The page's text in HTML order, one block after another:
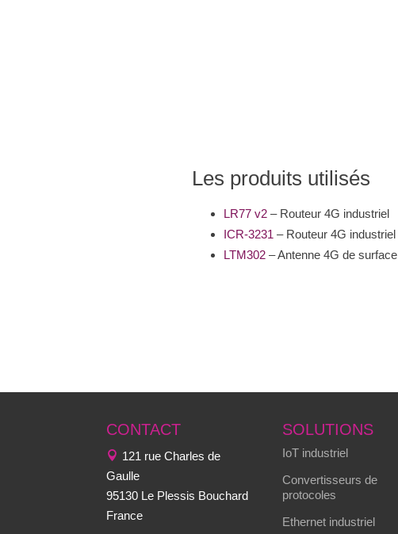
Les produits utilisés
LR77 v2– Routeur 4G industriel
ICR-3231 – Routeur 4G industriel
LTM302– Antenne 4G de surface
CONTACT
121 rue Charles de
Gaulle
95130 Le Plessis Bouchard
France
SOLUTIONS
IoT industriel
Convertisseurs de
protocoles
Ethernet industriel